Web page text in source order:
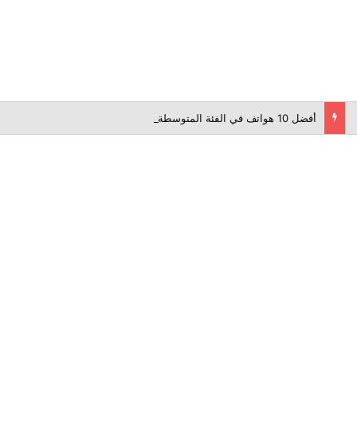
أفضل 10 هواتف في الفئة المتوسطة لعام 2026